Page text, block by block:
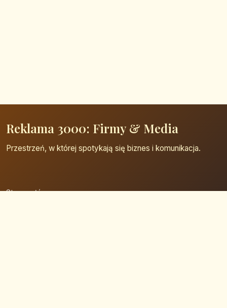
Reklama 3000: Firmy & Media
Przestrzeń, w której spotykają się biznes i komunikacja.
Strona główna